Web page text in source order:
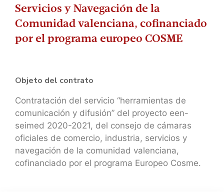
Servicios y Navegación de la
Comunidad valenciana, cofinanciado
por el programa europeo COSME
Objeto del contrato
Contratación del servicio “herramientas de
comunicación y difusión” del proyecto een-
seimed 2020-2021, del consejo de cámaras
oficiales de comercio, industria, servicios y
navegación de la comunidad valenciana,
cofinanciado por el programa Europeo Cosme.